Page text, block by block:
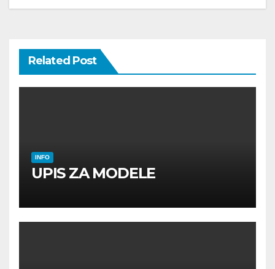
Related Post
INFO
UPIS ZA MODELE